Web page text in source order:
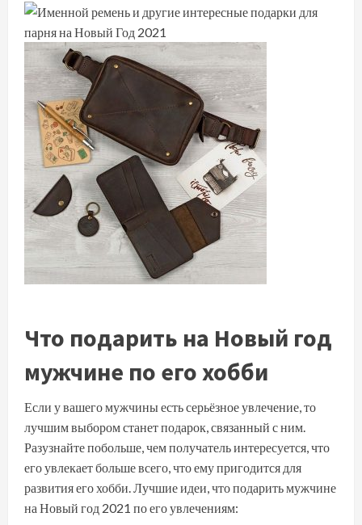
Что подарить на Новый год
мужчине по его хобби
Если у вашего мужчины есть серьёзное увлечение, то
лучшим выбором станет подарок, связанный с ним.
Разузнайте побольше, чем получатель интересуется, что
его увлекает больше всего, что ему пригодится для
развития его хобби. Лучшие идеи, что подарить мужчине
на Новый год 2021 по его увлечениям: